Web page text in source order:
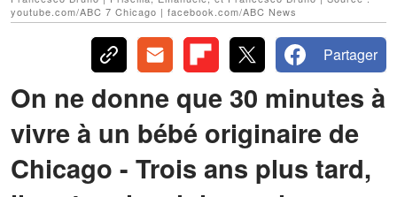
youtube.com/ABC 7 Chicago | facebook.com/ABC News
Partager
On ne donne que 30 minutes à
vivre à un bébé originaire de
Chicago - Trois ans plus tard,